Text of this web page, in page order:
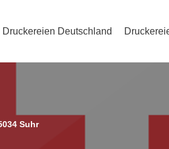
Druckereien Deutschland
Suhr